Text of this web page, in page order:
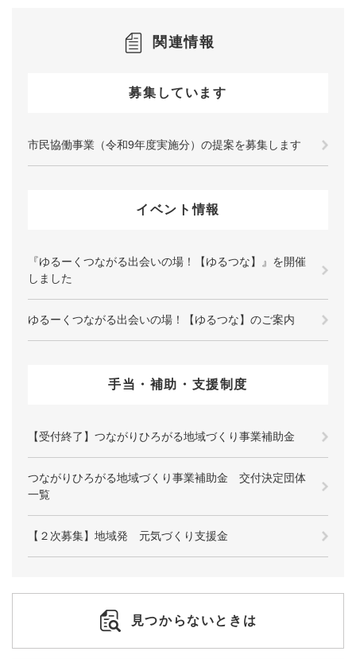
関連情報
募集しています
市民協働事業（令和9年度実施分）の提案を募集します
イベント情報
『ゆるーくつながる出会いの場！【ゆるつな】』を開催
しました
ゆるーくつながる出会いの場！【ゆるつな】のご案内
手当・補助・支援制度
【受付終了】つながりひろがる地域づくり事業補助金
つながりひろがる地域づくり事業補助金 交付決定団体
一覧
【２次募集】地域発 元気づくり支援金
見つからないときは